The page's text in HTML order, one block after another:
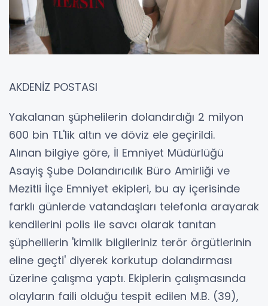
AKDENİZ POSTASI
Yakalanan şüphelilerin dolandırdığı 2 milyon
600 bin TL'lik altın ve döviz ele geçirildi.
Alınan bilgiye göre, İl Emniyet Müdürlüğü
Asayiş Şube Dolandırıcılık Büro Amirliği ve
Mezitli İlçe Emniyet ekipleri, bu ay içerisinde
farklı günlerde vatandaşları telefonla arayarak
kendilerini polis ile savcı olarak tanıtan
şüphelilerin 'kimlik bilgileriniz terör örgütlerinin
eline geçti' diyerek korkutup dolandırması
üzerine çalışma yaptı. Ekiplerin çalışmasında
olayların faili olduğu tespit edilen M.B. (39),